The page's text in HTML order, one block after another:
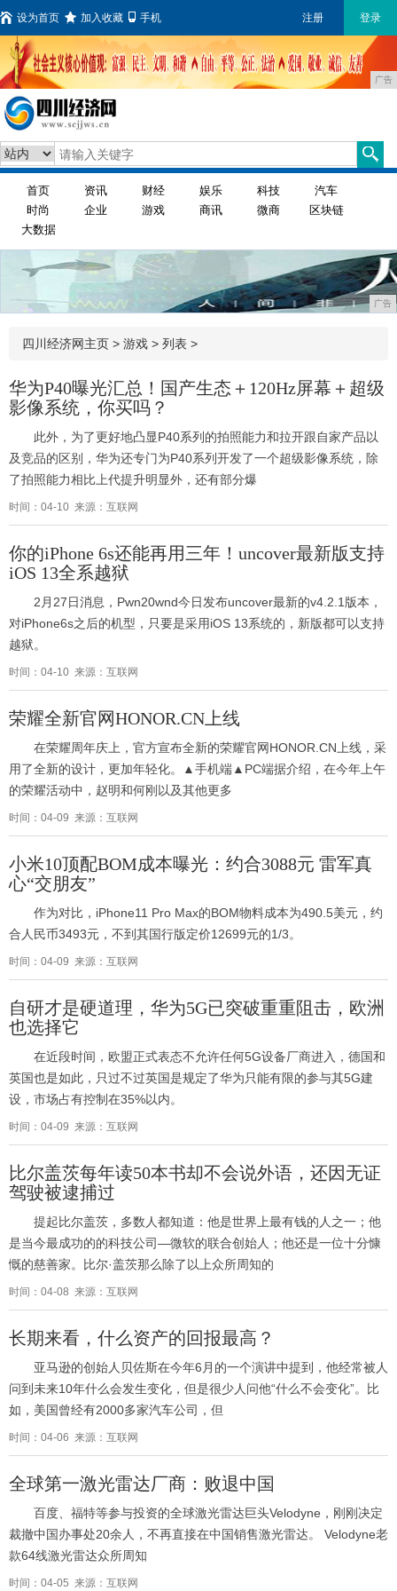
设为首页 加入收藏 手机 注册 登录
广告
首页 资讯 财经 娱乐 科技
汽车
时尚
企业 游戏 商讯 微商
区块链
大数据
广告
四川经济网主页 > 游戏 > 列表 >
华为P40曝光汇总！国产生态＋120Hz屏幕＋超级
影像系统，你买吗？
此外，为了更好地凸显P40系列的拍照能力和拉开跟自家产品以
及竞品的区别，华为还专门为P40系列开发了一个超级影像系统，除
了拍照能力相比上代提升明显外，还有部分爆
时间：04-10 来源：互联网
你的iPhone 6s还能再用三年！uncover最新版支持
iOS 13全系越狱
2月27日消息，Pwn20wnd今日发布uncover最新的v4.2.1版本，
对iPhone6s之后的机型，只要是采用iOS 13系统的，新版都可以支持
越狱。
时间：04-10 来源：互联网
荣耀全新官网HONOR.CN上线
在荣耀周年庆上，官方宣布全新的荣耀官网HONOR.CN上线，采
用了全新的设计，更加年轻化。▲手机端▲PC端据介绍，在今年上午
的荣耀活动中，赵明和何刚以及其他更多
时间：04-09 来源：互联网
小米10顶配BOM成本曝光：约合3088元 雷军真
心“交朋友”
作为对比，iPhone11 Pro Max的BOM物料成本为490.5美元，约
合人民币3493元，不到其国行版定价12699元的1/3。
时间：04-09 来源：互联网
自研才是硬道理，华为5G已突破重重阻击，欧洲
也选择它
在近段时间，欧盟正式表态不允许任何5G设备厂商进入，德国和
英国也是如此，只过不过英国是规定了华为只能有限的参与其5G建
设，市场占有控制在35%以内。
时间：04-09 来源：互联网
比尔盖茨每年读50本书却不会说外语，还因无证
驾驶被逮捕过
提起比尔盖茨，多数人都知道：他是世界上最有钱的人之一；他
是当今最成功的的科技公司—微软的联合创始人；他还是一位十分慷
慨的慈善家。比尔·盖茨那么除了以上众所周知的
时间：04-08 来源：互联网
长期来看，什么资产的回报最高？
亚马逊的创始人贝佐斯在今年6月的一个演讲中提到，他经常被人
问到未来10年什么会发生变化，但是很少人问他“什么不会变化”。比
如，美国曾经有2000多家汽车公司，但
时间：04-06 来源：互联网
全球第一激光雷达厂商：败退中国
百度、福特等参与投资的全球激光雷达巨头Velodyne，刚刚决定
裁撤中国办事处20余人，不再直接在中国销售激光雷达。 Velodyne老
款64线激光雷达众所周知
时间：04-05 来源：互联网